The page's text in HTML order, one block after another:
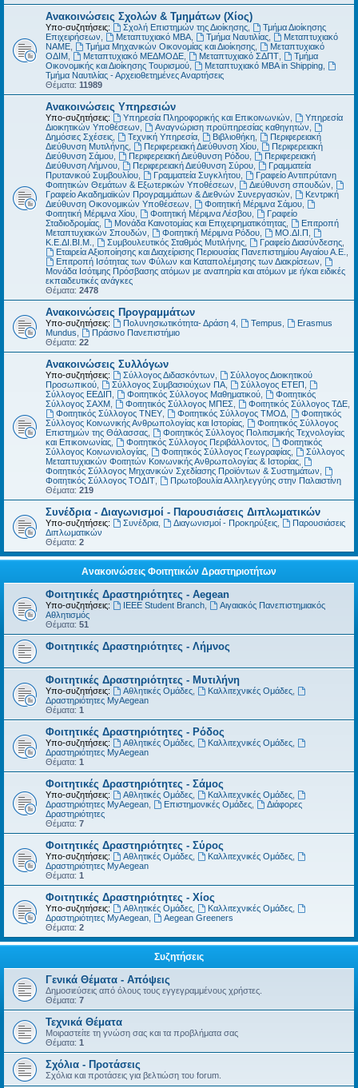
Ανακοινώσεις Σχολών & Τμημάτων (Χίος)
Υπο-συζητήσεις: Σχολή Επιστημών της Διοίκησης,
Τμήμα Διοίκησης
Επιχειρήσεων
Μεταπτυχιακό MBA, Τμήμα Ναυτιλίας,
Μεταπτυχιακό
ΝΑΜΕ
Τμήμα Μηχανικών Οικονομίας και Διοίκησης,
Μεταπτυχιακό
ΟΔΙΜ
Μεταπτυχιακό ΜΕΔΜΟΔΕ, Μεταπτυχιακό ΣΔΠΤ,
Τμήμα
Οικονομικής και Διοίκησης Τουρισμού
Μεταπτυχιακό MBA in Shipping,
Τμήμα Ναυτιλίας - Αρχειοθετημένες Αναρτήσεις
Θέματα: 11989
Ανακοινώσεις Υπηρεσιών
Υπο-συζητήσεις: Υπηρεσία Πληροφορικής και Επικοινωνιών
Υπηρεσία
Διοικητικών Υποθέσεων
Αναγνώριση προϋπηρεσίας καθηγητών
Δημόσιες Σχέσεις
Τεχνική Υπηρεσία, Βιβλιοθήκη,
Περιφερειακή
Διεύθυνση Μυτιλήνης
Περιφερειακή Διεύθυνση Χίου,
Περιφερειακή
Διεύθυνση Σάμου
Περιφερειακή Διεύθυνση Ρόδου,
Περιφερειακή
Διεύθυνση Λήμνου
Περιφερειακή Διεύθυνση Σύρου,
Γραμματεία
Πρυτανικού Συμβουλίου
Γραμματεία Συγκλήτου,
Γραφείο Αντιπρύτανη
Φοιτητικών Θεμάτων & Εξωτερικών Υποθέσεων
Διεύθυνση σπουδών
Γραφείο Ακαδημαϊκών Προγραμμάτων & Διεθνών Συνεργασιών
Κεντρική
Διεύθυνση Οικονομικών Υποθέσεων
Φοιτητική Μέριμνα Σάμου,
Φοιτητική Μέριμνα Χίου
Φοιτητική Μέριμνα Λέσβου,
Γραφείο
Σταδιοδρομίας
Μονάδα Καινοτομίας και Επιχειρηματικότητας,
Επιτροπή
Μεταπτυχιακών Σπουδών
Φοιτητική Μέριμνα Ρόδου, ΜΟ.ΔΙ.Π
Κ.Ε.ΔΙ.ΒΙ.Μ.
Συμβουλευτικός Σταθμός Μυτιλήνης, Γραφείο Διασύνδεσης,
Εταιρεία Αξιοποίησης και Διαχείρισης Περιουσίας Πανεπιστημίου Αιγαίου Α.Ε.
Επιτροπή Ισότητας των Φύλων και Καταπολέμησης των Διακρίσεων
Μονάδα Ισότιμης Πρόσβασης ατόμων με αναπηρία και ατόμων με ή/και ειδικές
εκπαιδευτικές ανάγκες
Θέματα: 2478
Ανακοινώσεις Προγραμμάτων
Υπο-συζητήσεις: Πολυνησιωτικότητα- Δράση 4, Tempus
Erasmus
Mundus
Πράσινο Πανεπιστήμιο
Θέματα: 22
Ανακοινώσεις Συλλόγων
Υπο-συζητήσεις: Σύλλογος Διδασκόντων
Σύλλογος Διοικητικού
Προσωπικού
Σύλλογος Συμβασιούχων ΠΑ, Σύλλογος ΕΤΕΠ
Σύλλογος ΕΕΔΙΠ
Φοιτητικός Σύλλογος Μαθηματικού,
Φοιτητικός
Σύλλογος ΣΑΧΜ
Φοιτητικός Σύλλογος ΜΠΕΣ Φοιτητικός Σύλλογος ΤΔΕ,
Φοιτητικός Σύλλογος ΤΝΕΥ, Φοιτητικός Σύλλογος ΤΜΟΔ,
Φοιτητικός
Σύλλογος Κοινωνικής Ανθρωπολογίας και Ιστορίας
Φοιτητικός Σύλλογος
Επιστημών της Θάλασσας
Φοιτητικός Σύλλογος Πολιτισμικής Τεχνολογίας
και Επικοινωνίας
Φοιτητικός Σύλλογος Περιβάλλοντος,
Φοιτητικός
Σύλλογος Κοινωνιολογίας
Φοιτητικός Σύλλογος Γεωγραφίας,
Σύλλογος
Μεταπτυχιακών Φοιτητών Κοινωνικής Ανθρωπολογίας & Ιστορίας
Φοιτητικός Σύλλογος Μηχανικών Σχεδίασης Προϊόντων & Συστημάτων
Φοιτητικός Σύλλογος ΤΟΔΙΤ
Πρωτοβουλία Αλληλεγγύης στην Παλαιστίνη
Θέματα: 219
Συνέδρια - Διαγωνισμοί - Παρουσιάσεις Διπλωματικών
Υπο-συζητήσεις: Συνέδρια, Διαγωνισμοί - Προκηρύξεις,
Παρουσιάσεις
Διπλωματικών
Θέματα: 2
Ανακοινώσεις Φοιτητικών Δραστηριοτήτων
Φοιτητικές Δραστηριότητες - Aegean
Υπο-συζητήσεις: IEEE Student Branch,
Αιγαιακός Πανεπιστημιακός
Αθλητισμός
Θέματα: 51
Φοιτητικές Δραστηριότητες - Λήμνος
Φοιτητικές Δραστηριότητες - Μυτιλήνη
Υπο-συζητήσεις: Αθλητικές Ομάδες, Καλλιτεχνικές Ομάδες,
Δραστηριότητες MyAegean
Θέματα: 1
Φοιτητικές Δραστηριότητες - Ρόδος
Υπο-συζητήσεις: Αθλητικές Ομάδες, Καλλιτεχνικές Ομάδες,
Δραστηριότητες MyAegean
Θέματα: 1
Φοιτητικές Δραστηριότητες - Σάμος
Υπο-συζητήσεις: Αθλητικές Ομάδες, Καλλιτεχνικές Ομάδες,
Δραστηριότητες MyAegean
Επιστημονικές Ομάδες,
Διάφορες
Δραστηριότητες
Θέματα: 7
Φοιτητικές Δραστηριότητες - Σύρος
Υπο-συζητήσεις: Αθλητικές Ομάδες, Καλλιτεχνικές Ομάδες,
Δραστηριότητες MyAegean
Θέματα: 1
Φοιτητικές Δραστηριότητες - Χίος
Υπο-συζητήσεις: Αθλητικές Ομάδες, Καλλιτεχνικές Ομάδες,
Δραστηριότητες MyAegean
Aegean Greeners
Θέματα: 2
Συζητήσεις
Γενικά Θέματα - Απόψεις
Δημοσιεύσεις από όλους τους εγγεγραμμένους χρήστες.
Θέματα: 7
Τεχνικά Θέματα
Μοιραστείτε τη γνώση σας και τα προβλήματα σας
Θέματα: 1
Σχόλια - Προτάσεις
Σχόλια και προτάσεις για βελτιώση του forum.